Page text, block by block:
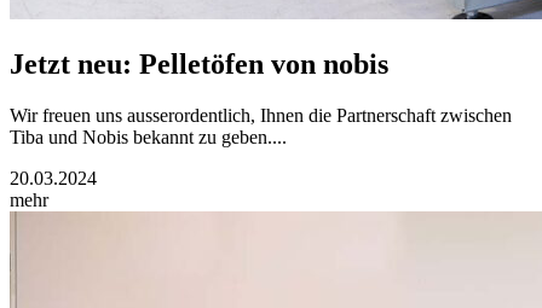
Jetzt neu: Pelletöfen von nobis
Wir freuen uns ausserordentlich, Ihnen die Partnerschaft zwischen
Tiba und Nobis bekannt zu geben....
20.03.2024
mehr